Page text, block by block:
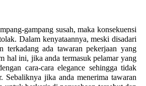
gampang susah, maka konsekuensi
Dalam kenyataannya, meski disadari
terkadang ada tawaran pekerjaan yang
hal ini, jika anda termasuk pelamar yang
cara-cara elegance sehingga tidak
Sebaliknya jika anda menerima tawaran